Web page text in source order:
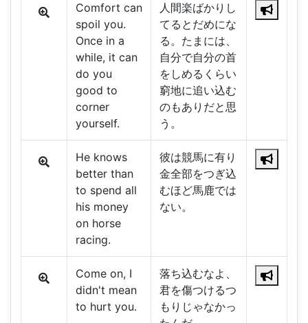
Comfort can
spoil you.
Once in a
while, it can
do you
good to
corner
yourself.
人間楽ばかりし
てるとだめにな
る。たまには、
自分で自分の首
をしめるくらい
窮地に追い込む
のもありだと思
う。
He knows
better than
to spend all
his money
on horse
racing.
彼は競馬に有り
金全部をつぎ込
むほど馬鹿では
ない。
Come on, I
didn't mean
to hurt you.
落ち込むなよ、
君を傷つけるつ
もりじゃなかっ